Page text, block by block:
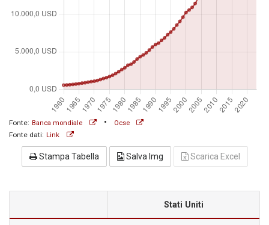
Fonte: Banca mondiale •
Ocse
Fonte dati: Link
Stampa Tabella Salva Img Scarica Excel
Stati Uniti